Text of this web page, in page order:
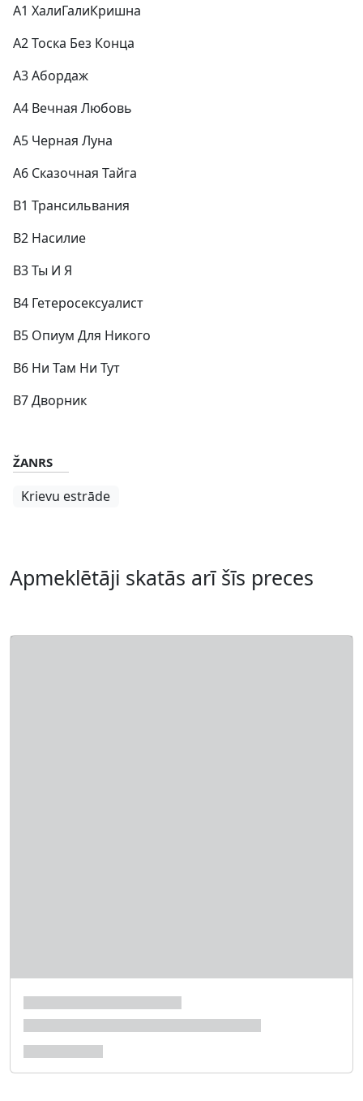
A1 ХалиГалиКришна
A2 Тоска Без Конца
A3 Абордаж
A4 Вечная Любовь
A5 Черная Луна
A6 Сказочная Тайга
B1 Трансильвания
B2 Насилие
B3 Ты И Я
B4 Гетеросексуалист
B5 Опиум Для Никого
B6 Ни Там Ни Тут
B7 Дворник
ŽANRS
Krievu estrāde
Apmeklētāji skatās arī šīs preces